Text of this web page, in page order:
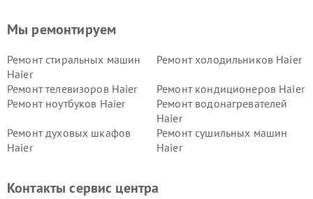
Мы ремонтируем
Ремонт стиральных машин
Haier
Ремонт холодильников Haier
Ремонт телевизоров Haier
Ремонт кондиционеров Haier
Ремонт ноутбуков Haier
Ремонт водонагревателей
Haier
Ремонт духовых шкафов
Haier
Ремонт сушильных машин
Haier
Ремонт роботов-пылесосов
Ремонт посудомоечных
Контакты сервис центра